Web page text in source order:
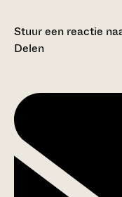
Stuur een reactie
Delen